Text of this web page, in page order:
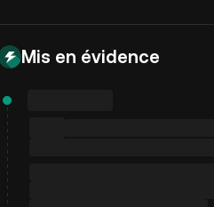
Mis en évidence